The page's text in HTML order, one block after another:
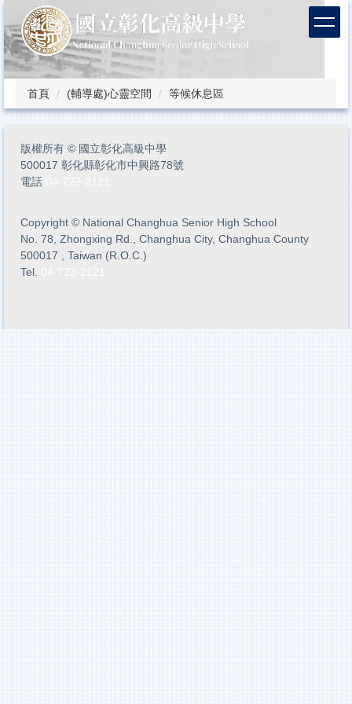
到
主
要
內
區
首頁 (輔導處)心靈空間 等候休息區
版權所有 © 國立彰化高級中學
500017 彰化縣彰化市中興路78號
電話
Copyright © National Changhua Senior High School
No. 78, Zhongxing Rd., Changhua City, Changhua County
500017 , Taiwan (R.O.C.)
Tel.